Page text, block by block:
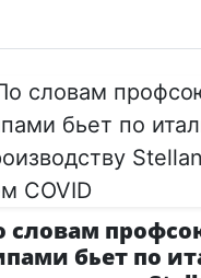
словам
бьет по